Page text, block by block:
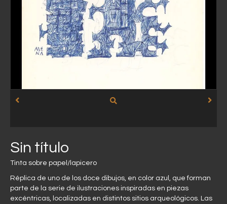
Sin título
Tinta sobre papel/lapicero
Réplica de uno de los doce dibujos, en color azul, que forman
parte de la serie de ilustraciones inspiradas en piezas
excéntricas, localizadas en distintos sitios arqueológicos. Las